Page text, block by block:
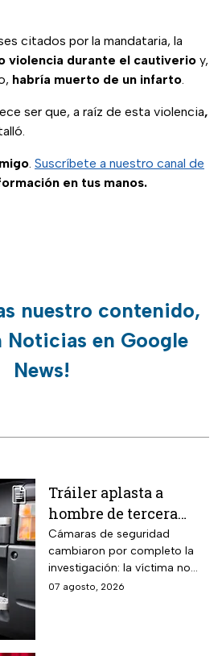
citados por la mandataria, la
violencia durante el cautiverio y,
habría muerto de un infarto.
ser que, a raíz de esta violencia,
. Suscríbete a nuestro canal de
en tus manos.
nuestro contenido,
Noticias en Google
News!
Tráiler aplasta a
hombre de tercera
edad: el culpable sigue
prófugo: VIDEO
Cámaras de seguridad
cambiaron por completo la
investigación: la víctima no
intentaba cruzar la avenida
07 agosto, 2026